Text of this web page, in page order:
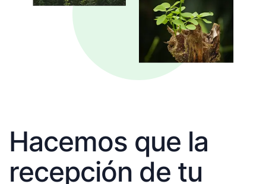
Hacemos que la
recepción de tu